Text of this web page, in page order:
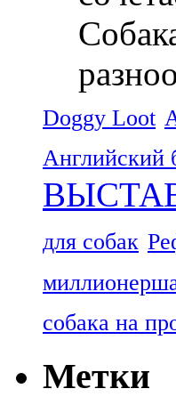
Doggy Loot
Английский
для собак
собака на
Метки